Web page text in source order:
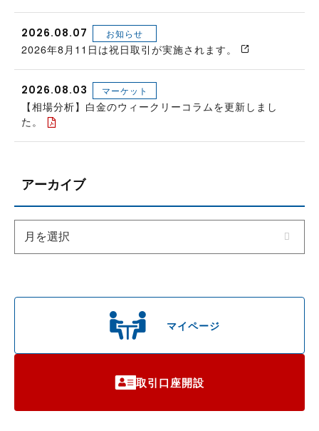
マイページ
取引口座開設
2026.08.07 お知らせ
2026年8月11日は祝日取引が実施されます。
2026.08.03 マーケット
【相場分析】白金のウィークリーコラムを更新しまし
た。
アーカイブ